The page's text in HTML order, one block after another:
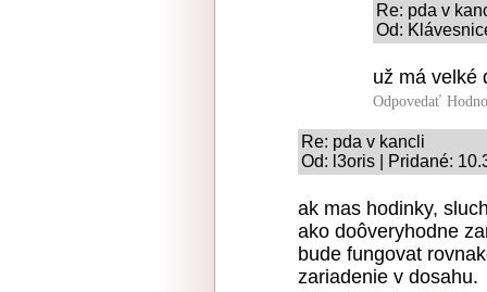
Re: pda v
Od:
už má velké
Odpovedať
Re: pda v kancli
Od: l3oris | Pridané:
ak mas hodinky,
ako doôveryhodne
bude fungovat
zariadenie v dosahu.